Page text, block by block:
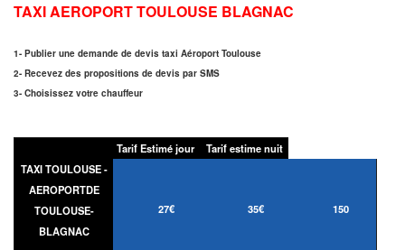
TAXI AEROPORT TOULOUSE BLAGNAC
1- Publier une demande de devis taxi Aéroport Toulouse
2- Recevez des propositions de devis par SMS
3- Choisissez votre chauffeur
Tarif Estimé jour
Tarif estime nuit
TAXI TOULOUSE -
AEROPORTDE
TOULOUSE-
BLAGNAC
27€ 35€ 150